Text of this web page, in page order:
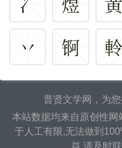
丷
锕 軨
普贤文学网，为
本站数据均来自原创性
于人工有限,无法做到